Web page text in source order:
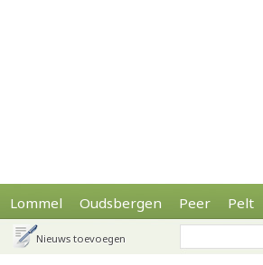
Lommel Oudsbergen Peer Pelt
Nieuws toevoegen